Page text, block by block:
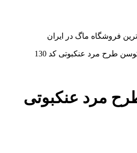
فروشگاه ماگ در ایران
طرح مرد عنکبوتی کد 130
مرد عنکبوتی